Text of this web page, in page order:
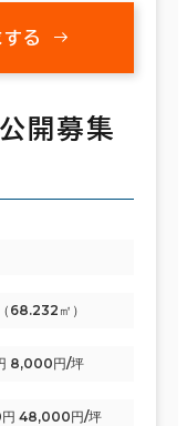
る
開募集
68.232㎡）
8,000円/坪
48,000円/坪